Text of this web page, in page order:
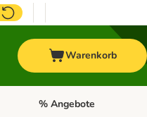
Warenkorb
PferdKategorie-Menü öffnen:
% Angebote